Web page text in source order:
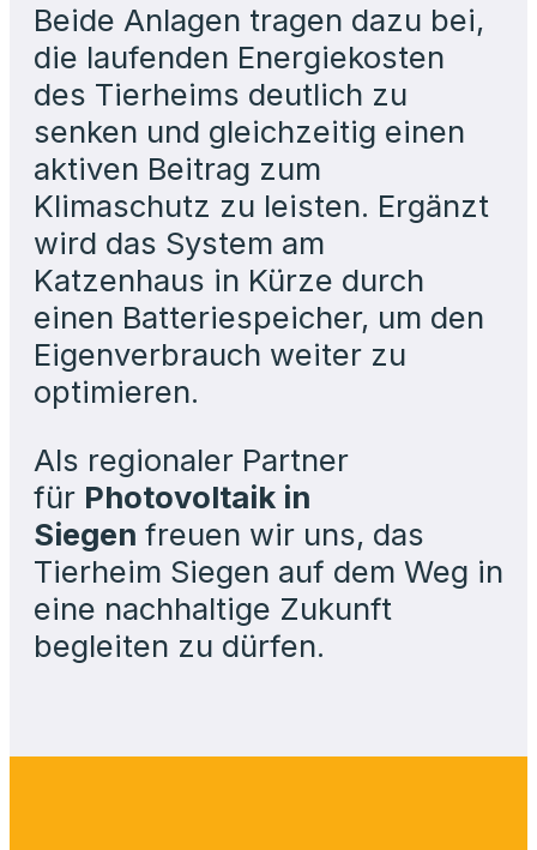
Beide Anlagen tragen dazu bei,
die laufenden Energiekosten
des Tierheims deutlich zu
senken und gleichzeitig einen
aktiven Beitrag zum
Klimaschutz zu leisten. Ergänzt
wird das System am
Katzenhaus in Kürze durch
einen Batteriespeicher, um den
Eigenverbrauch weiter zu
optimieren.
Als regionaler Partner
für Photovoltaik in
Siegen freuen wir uns, das
Tierheim Siegen auf dem Weg in
eine nachhaltige Zukunft
begleiten zu dürfen.